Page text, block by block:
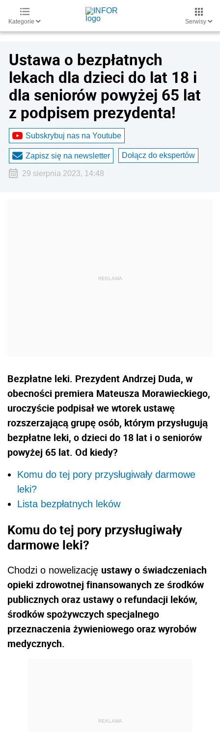
Kategorie Serwisy
Ustawa o bezpłatnych
lekach dla dzieci do lat 18 i
dla seniorów powyżej 65 lat
z podpisem prezydenta!
Subskrybuj nas na Youtube
Zapisz się na newsletter Dołącz do ekspertów
29 sierpnia 2023, 14:48
Bezpłatne leki. Prezydent Andrzej Duda, w
obecności premiera Mateusza Morawieckiego,
uroczyście podpisał we wtorek ustawę
rozszerzającą grupę osób, którym przysługują
bezpłatne leki, o dzieci do 18 lat i o seniorów
powyżej 65 lat. Od kiedy?
Komu do tej pory przysługiwały darmowe
leki?
Lista bezpłatnych leków
Komu do tej pory przysługiwały
darmowe leki?
Chodzi o nowelizację ustawy o świadczeniach
opieki zdrowotnej finansowanych ze środków
publicznych oraz ustawy o refundacji leków,
środków spożywczych specjalnego
przeznaczenia żywieniowego oraz wyrobów
medycznych.
REKLAMA